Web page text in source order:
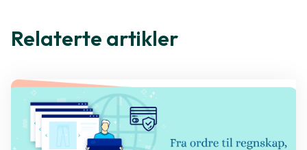
Relaterte artikler